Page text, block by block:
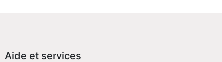
Aide et services